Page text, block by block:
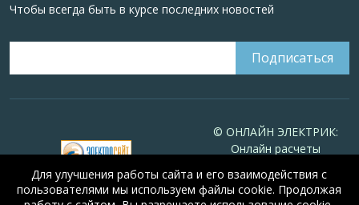
Чтобы всегда быть в курсе последних новостей
© ОНЛАЙН ЭЛЕКТРИК:
Онлайн расчеты
Online-electric.ru, 2008-
2026
Для улучшения работы сайта и его взаимодействия с
пользователями мы используем файлы cookie. Продолжая